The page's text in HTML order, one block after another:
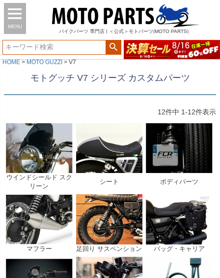
MENU
バイク パーツ 専門店 | ＜公式＞モトパーツ(MOTO PARTS)
HOME MOTO GUZZI V7
モトグッチ V7 シリーズ カスタムパーツ
12件中 1-12件表示
ウインドシールド スク
リーン
シート ボディパーツ
マフラー 足回り サスペンション バッグ・キャリア